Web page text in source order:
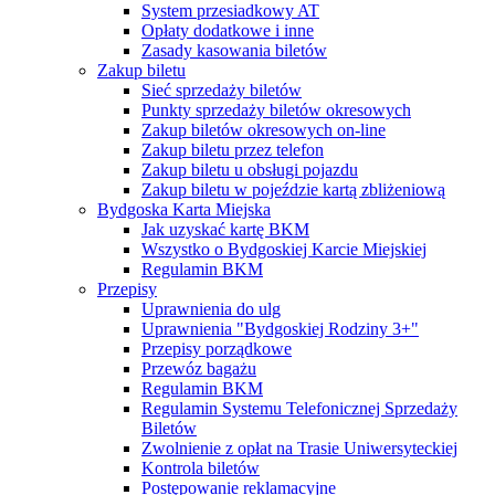
System przesiadkowy AT
Opłaty dodatkowe i inne
Zasady kasowania biletów
Zakup biletu
Sieć sprzedaży biletów
Punkty sprzedaży biletów okresowych
Zakup biletów okresowych on-line
Zakup biletu przez telefon
Zakup biletu u obsługi pojazdu
Zakup biletu w pojeździe kartą zbliżeniową
Bydgoska Karta Miejska
Jak uzyskać kartę BKM
Wszystko o Bydgoskiej Karcie Miejskiej
Regulamin BKM
Przepisy
Uprawnienia do ulg
Uprawnienia "Bydgoskiej Rodziny 3+"
Przepisy porządkowe
Przewóz bagażu
Regulamin BKM
Regulamin Systemu Telefonicznej Sprzedaży
Biletów
Zwolnienie z opłat na Trasie Uniwersyteckiej
Kontrola biletów
Postępowanie reklamacyjne